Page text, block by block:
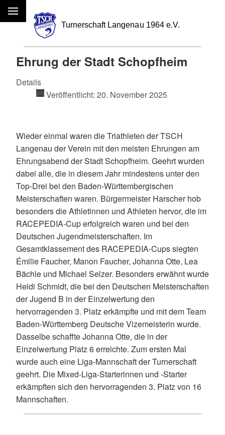
Menü
Ehrung der Stadt Schopfheim
Details
Veröffentlicht: 20. November 2025
Wieder einmal waren die Triathleten der TSCH
Langenau der Verein mit den meisten Ehrungen am
Ehrungsabend der Stadt Schopfheim. Geehrt wurden
dabei alle, die in diesem Jahr mindestens unter den
Top-Drei bei den Baden-Württembergischen
Meisterschaften waren. Bürgermeister Harscher hob
besonders die Athletinnen und Athleten hervor, die im
RACEPEDIA-Cup erfolgreich waren und bei den
Deutschen Jugendmeisterschaften. Im
Gesamtklassement des RACEPEDIA-Cups siegten
Émilie Faucher, Manon Faucher, Johanna Otte, Lea
Bächle und Michael Selzer. Besonders erwähnt wurde
Heidi Schmidt, die bei den Deutschen Meisterschaften
der Jugend B in der Einzelwertung den
hervorragenden 3. Platz erkämpfte und mit dem Team
Baden-Württemberg Deutsche Vizemeisterin wurde.
Dasselbe schaffte Johanna Otte, die in der
Einzelwertung Platz 6 erreichte. Zum ersten Mal
wurde auch eine Liga-Mannschaft der Turnerschaft
geehrt. Die Mixed-Liga-Starterinnen und -Starter
erkämpften sich den hervorragenden 3. Platz von 16
Mannschaften.